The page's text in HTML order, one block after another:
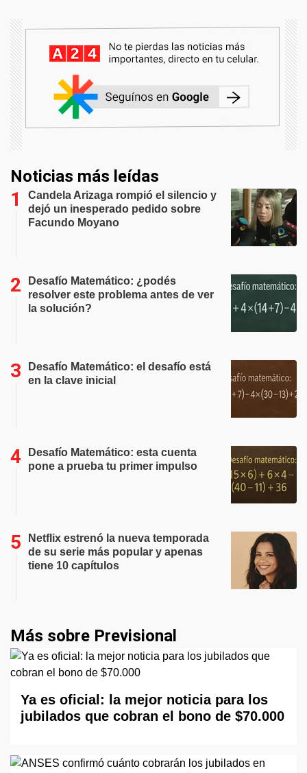
Noticias más leídas
Candela Arizaga rompió el silencio y
dejó un inesperado pedido sobre
Facundo Moyano
Desafío Matemático: ¿podés
resolver este problema antes de ver
la solución?
Desafío Matemático: el desafío está
en la clave inicial
Desafío Matemático: esta cuenta
pone a prueba tu primer impulso
Netflix estrenó la nueva temporada
de su serie más popular y apenas
tiene 10 capítulos
Más sobre Previsional
Ya es oficial: la mejor noticia para los
jubilados que cobran el bono de $70.000